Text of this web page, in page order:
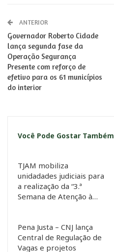
ANTERIOR
Governador Roberto Cidade
lança segunda fase da
Operação Segurança
Presente com reforço de
efetivo para os 61 municípios
do interior
Você Pode Gostar Também
TJAM mobiliza
unidadades judiciais para
a realização da “3.ª
Semana de Atenção à…
Pena Justa – CNJ lança
Central de Regulação de
Vagas e projetos